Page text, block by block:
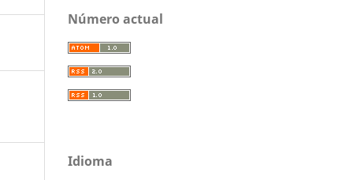
Número actual
Idioma